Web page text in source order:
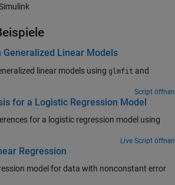
Generalized Linear Models
linear models using glmfit and
Script öffnen
for a Logistic Regression Model
for a logistic regression model using
Live Script öffnen
Regression
model for data with nonconstant error